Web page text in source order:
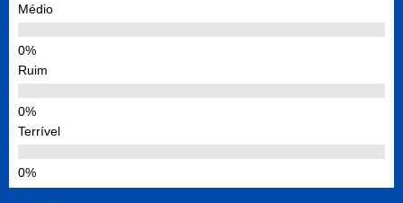
Médio
Ruim
Terrível